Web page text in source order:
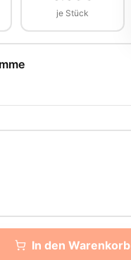
je Stück
In den Warenkorb